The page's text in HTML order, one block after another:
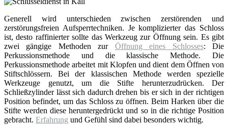
Generell wird unterschieden zwischen zerstörenden und
zerstörungsfreien Aufsperrtechniken. Je komplizierter das Schloss
ist, desto raffinierter sollte das Werkzeug zur Öffnung sein. Es gibt
zwei gängige Methoden zur Öffnung eines Schlosses: Die
Perkussionsmethode und die klassische Methode. Die
Perkussionsmethode arbeitet mit Klopfen und dient dem Öffnen von
Stiftschlössern. Bei der klassischen Methode werden spezielle
Werkzeuge genutzt, um die Stifte herunterzudrücken. Der
Schließzylinder lässt sich dadurch drehen bis er sich in der richtigen
Position befindet, um das Schloss zu öffnen. Beim Harken über die
Stifte werden diese heruntergedrückt und so in die richtige Position
gebracht. Erfahrung und Gefühl sind dabei besonders wichtig.